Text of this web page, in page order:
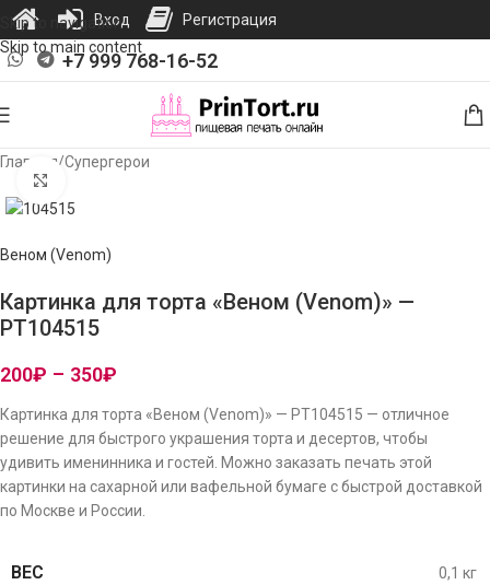
Skip to navigation
Skip to main content
+7 999 768-16-52
Главная/Супергерои
Веном (Venom)
Картинка для торта «Веном (Venom)» —
PT104515
200₽ – 350₽
Картинка для торта «Веном (Venom)» — PT104515 — отличное
решение для быстрого украшения торта и десертов, чтобы
удивить именинника и гостей. Можно заказать печать этой
картинки на сахарной или вафельной бумаге с быстрой доставкой
по Москве и России.
ВЕС 0,1 кг
Вход Регистрация